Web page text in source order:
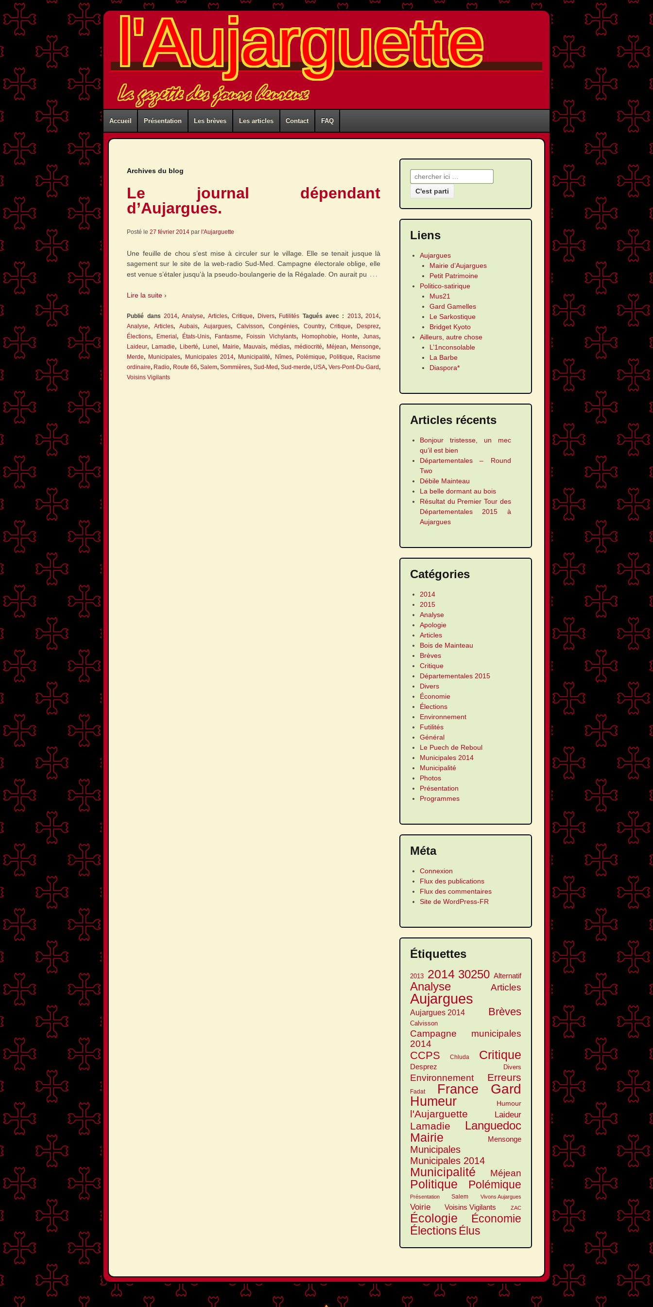
l'Aujarguette
La gazette des jours heureux
Accueil Présentation Les brèves Les articles Contact FAQ
Archives du blog
Le journal dépendant
d’Aujargues.
Posté le27 février 2014 par l'Aujarguette
Une feuille de chou s’est mise à circuler sur le village. Elle se tenait jusque là
sagement sur le site de la web-radio Sud-Med. Campagne électorale oblige, elle
est venue s’étaler jusqu’à la pseudo-boulangerie de la Régalade. On aurait pu …
Lire la suite ›
Publié dans 2014,Analyse, Articles,Critique, Divers, Futilités Tagués avec : 2013,2014,
Analyse,Articles, Aubais, Aujargues, Calvisson, Congénies, Country,Critique, Desprez,
Élections, Emerial, États-Unis, Fantasme, Foissin Vichylants, Homophobie, Honte,Junas,
Laideur, Lamadie, Liberté, Lunel, Mairie, Mauvais,médias, médiocrité, Méjean, Mensonge,
Merde, Municipales, Municipales 2014, Municipalité, Nîmes, Polémique, Politique, Racisme
ordinaire, Radio, Route 66,Salem,Sommières, Sud-Med, Sud-merde, USA,Vers-Pont-Du-Gard,
Voisins Vigilants
Recherche pour:
Liens
Aujargues
Mairie d’Aujargues
Petit Patrimoine
Politico-satirique
Mus21
Gard Gamelles
Le Sarkostique
Bridget Kyoto
Ailleurs, autre chose
L’1nconsolable
La Barbe
Diaspora*
Articles récents
Bonjour tristesse, un mec
qu’il est bien
Départementales – Round
Two
Débile Mainteau
La belle dormant au bois
Résultat du Premier Tour des
Départementales 2015 à
Aujargues
Catégories
2014
2015
Analyse
Apologie
Articles
Bois de Mainteau
Brèves
Critique
Départementales 2015
Divers
Économie
Élections
Environnement
Futilités
Général
Le Puech de Reboul
Municipales 2014
Municipalité
Photos
Présentation
Programmes
Méta
Connexion
Flux des publications
Flux des commentaires
Site de WordPress-FR
Étiquettes
2013 2014 30250 Alternatif
Analyse Articles
Aujargues
Aujargues 2014 Brèves
Calvisson
Campagne municipales
2014
CCPS Chluda Critique
Desprez Divers
Environnement Erreurs
Fadat France Gard
Humeur Humour
l'Aujarguette Laideur
Lamadie Languedoc
Mairie Mensonge
Municipales
Municipales 2014
Municipalité Méjean
Politique Polémique
Présentation Salem Vivons Aujargues
Voirie Voisins Vigilants ZAC
Écologie Économie
Élections Élus